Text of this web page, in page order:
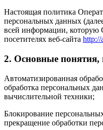
Настоящая политика
персональных данных
всей информации, которую
посетителях веб-сайта http://
2. Основные понятия,
Автоматизированная
обработка персональных
вычислительной техники;
Блокирование
прекращение обработки